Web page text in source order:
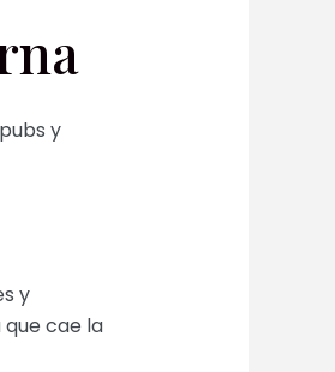
y
y
que cae la